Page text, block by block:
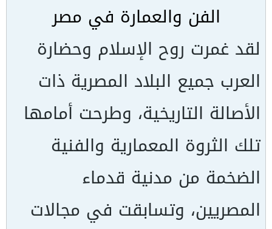
الفن والعمارة في مصر
لقد غمرت روح الإسلام وحضارة
العرب جميع البلاد المصرية ذات
الأصالة التاريخية، وطرحت أمامها
تلك الثروة المعمارية والفنية
الضخمة من مدنية قدماء
المصريين، وتسابقت في مجالات